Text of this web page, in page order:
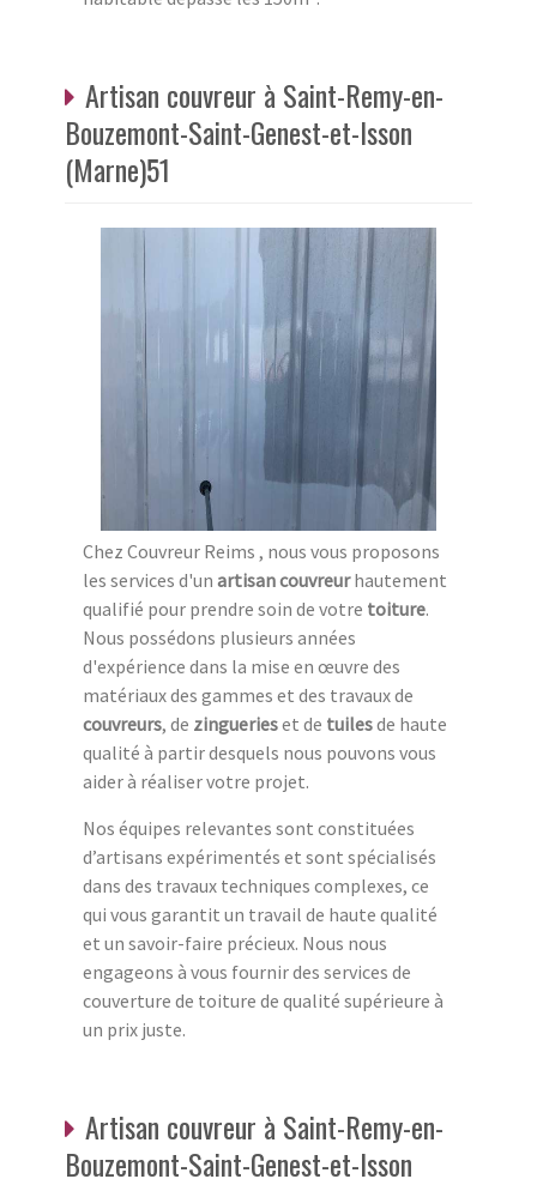
Artisan couvreur à Saint-Remy-en-
Bouzemont-Saint-Genest-et-Isson
(Marne)51
Chez Couvreur Reims , nous vous proposons
les services d'un artisan couvreurhautement
qualifié pour prendre soin de votre toiture.
Nous possédons plusieurs années
d'expérience dans la mise en œuvre des
matériaux des gammes et des travaux de
couvreurs, de zinguerieset de tuilesde haute
qualité à partir desquels nous pouvons vous
aider à réaliser votre projet.
Nos équipes relevantes sont constituées
d’artisans expérimentés et sont spécialisés
dans des travaux techniques complexes, ce
qui vous garantit un travail de haute qualité
et un savoir-faire précieux. Nous nous
engageons à vous fournir des services de
couverture de toiture de qualité supérieure à
un prix juste.
Artisan couvreur à Saint-Remy-en-
Bouzemont-Saint-Genest-et-Isson